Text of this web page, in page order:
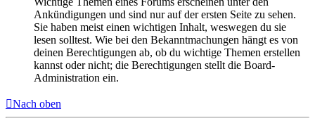
Ankündigungen und sind nur auf der ersten Seite zu sehen.
Sie haben meist einen wichtigen Inhalt, weswegen du sie
lesen solltest. Wie bei den Bekanntmachungen hängt es von
deinen Berechtigungen ab, ob du wichtige Themen erstellen
kannst oder nicht; die Berechtigungen stellt die Board-
Administration ein.
Nach oben